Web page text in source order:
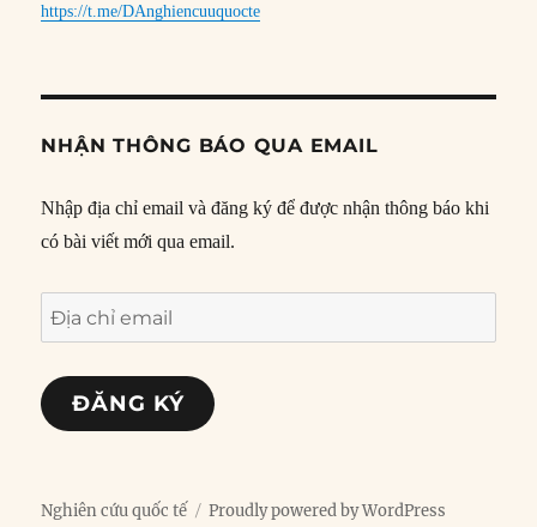
https://t.me/DAnghiencuuquocte
NHẬN THÔNG BÁO QUA EMAIL
Nhập địa chỉ email và đăng ký để được nhận thông báo khi
có bài viết mới qua email.
Địa
chỉ
email
ĐĂNG KÝ
Nghiên cứu quốc tế Proudly powered by WordPress